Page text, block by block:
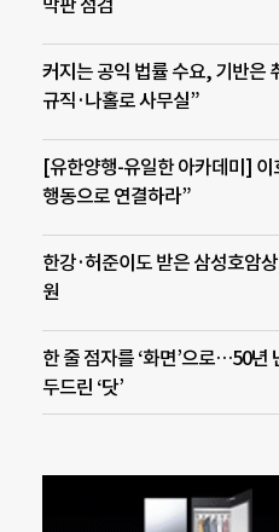
커지는 공익 법률 수요, 기반은
규직·나홀로 사무실”
[유한양행-유일한 아카데미] 이
행동으로 연결하라”
한강·허준이도 받은 삼성호암
원
한 줄 점자를 ‘화면’으로…50년
두드린 ‘닷’